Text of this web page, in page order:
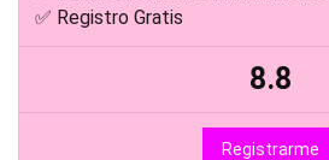
✅ Registro Gratis
8.8
Registrarme